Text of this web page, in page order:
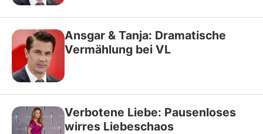
Ansgar & Tanja: Dramatische
Vermählung bei VL
Verbotene Liebe: Pausenloses
wirres Liebeschaos